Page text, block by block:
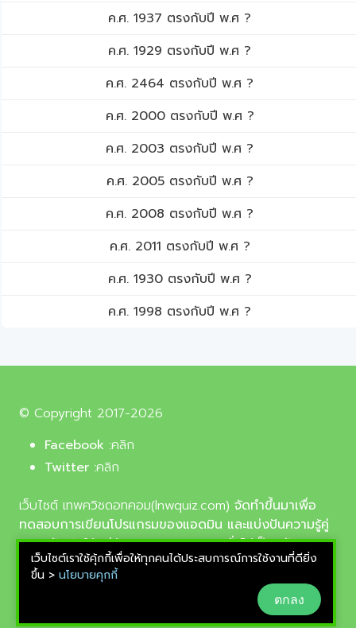
ค.ศ. 1937 ตรงกับปี พ.ศ ?
ค.ศ. 1929 ตรงกับปี พ.ศ ?
ค.ศ. 2464 ตรงกับปี พ.ศ ?
ค.ศ. 2000 ตรงกับปี พ.ศ ?
ค.ศ. 2003 ตรงกับปี พ.ศ ?
ค.ศ. 2005 ตรงกับปี พ.ศ ?
ค.ศ. 2008 ตรงกับปี พ.ศ ?
ค.ศ. 2011 ตรงกับปี พ.ศ ?
ค.ศ. 1930 ตรงกับปี พ.ศ ?
ค.ศ. 1998 ตรงกับปี พ.ศ ?
© Copyright 2017-2026
Facebook :คลิก
Twitter :คลิก
เว็บไซต์ เทพควิชดอทคอม(lnwquiz.com) จัดทำขึ้นมาเพื่อ
ทดสอบการเขียนโปรแกรมของแอดมิน และแบ่งปันความรู้คู่
ความบันเทิงให้แก่น้อง ๆ ตลอดจนบุคลทั่วไปเป็นหลัก,
รูปภาพที่นำมาใช้ประกอบบทความเป็นรูปภาพจากเว็บ
pixabay.com และunsplash.com ซึ่งเป็นเว็บแจกรูปฟรี
ลิขสิทธิ์แบบ CC0 ที่ช่างภาพจากทั่วโลกอัพโหลดไว้ให้
สามารถนำมาใช้ฟรีได้
เว็บไซต์เราใช้คุ้กกี้เพื่อให้ทุกคนได้ประสบการณ์การใช้งานที่ดียิ่ง
ขึ้น > นโยบายคุกกี้
ตกลง